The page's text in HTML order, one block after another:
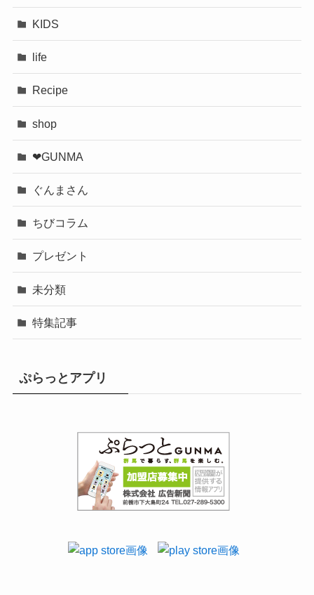
KIDS
life
Recipe
shop
❤︎GUNMA
ぐんまさん
ちびコラム
プレゼント
未分類
特集記事
ぷらっとアプリ